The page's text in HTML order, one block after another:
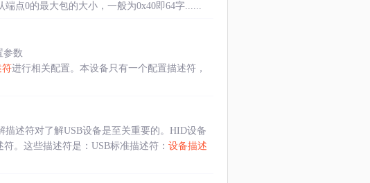
端点0的最大包的大小，一般为0x40即64字......
参数
符进行相关配置。本设备只有一个配置描述符，
描述符对了解USB设备是至关重要的。HID设备
。这些描述符是：USB标准描述符： 设备描述